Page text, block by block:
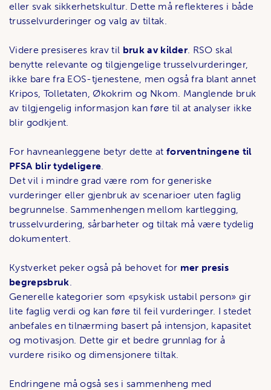
eller svak sikkerhetskultur. Dette må reflekteres i både
trusselvurderinger og valg av tiltak.
Videre presiseres krav til bruk av kilder. RSO skal
benytte relevante og tilgjengelige trusselvurderinger,
ikke bare fra EOS-tjenestene, men også fra blant annet
Kripos, Tolletaten, Økokrim og Nkom. Manglende bruk
av tilgjengelig informasjon kan føre til at analyser ikke
blir godkjent.
For havneanleggene betyr dette at forventningene til
PFSA blir tydeligere.
Det vil i mindre grad være rom for generiske
vurderinger eller gjenbruk av scenarioer uten faglig
begrunnelse. Sammenhengen mellom kartlegging,
trusselvurdering, sårbarheter og tiltak må være tydelig
dokumentert.
Kystverket peker også på behovet for mer presis
begrepsbruk.
Generelle kategorier som «psykisk ustabil person» gir
lite faglig verdi og kan føre til feil vurderinger. I stedet
anbefales en tilnærming basert på intensjon, kapasitet
og motivasjon. Dette gir et bedre grunnlag for å
vurdere risiko og dimensjonere tiltak.
Endringene må også ses i sammenheng med